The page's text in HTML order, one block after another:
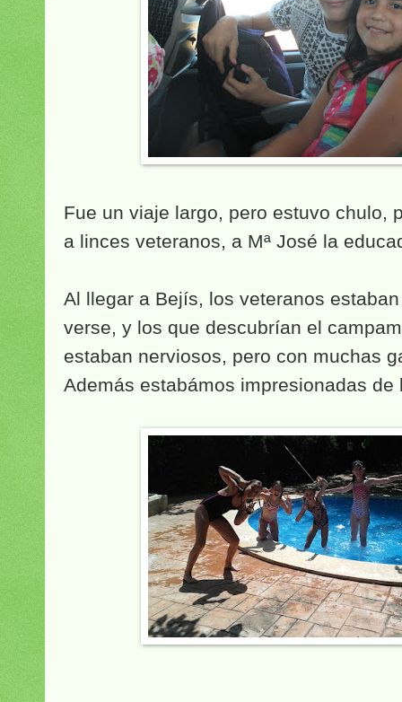
Fue un viaje largo, pero estuvo chulo,
a linces veteranos, a Mª José la
Al llegar a Bejís, los veteranos
verse, y los que descubrían el
estaban nerviosos, pero con muchas
Además estabámos impresionadas